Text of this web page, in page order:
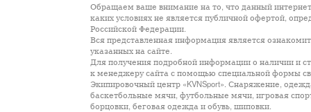
Обращаем ваше внимание на то, что данный
каких условиях не является публичной офертой,
Российской Федерации.
Вся представленная информация является
указанных на сайте.
Для получения подробной информации о наличии и
к менеджеру сайта с помощью специальной формы
Экипировочный центр «KVNSport». Снаряжение,
баскетбольные мячи, футбольные мячи, игровая
борцовки, беговая одежда и обувь, шиповки.